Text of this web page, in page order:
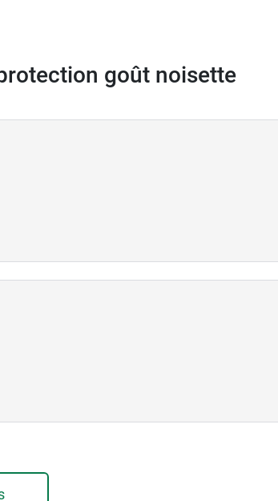
goût noisette